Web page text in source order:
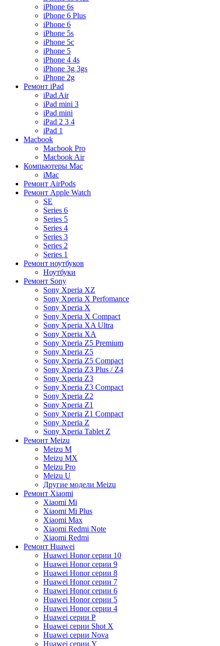
iPhone 6s
iPhone 6 Plus
iPhone 6
iPhone 5s
iPhone 5c
iPhone 5
iPhone 4 4s
iPhone 3g 3gs
iPhone 2g
Ремонт iPad
iPad Air
iPad mini 3
iPad mini
iPad 2 3 4
iPad 1
Macbook
Macbook Pro
Macbook Air
Компьютеры Mac
iMac
Ремонт AirPods
Ремонт Apple Watch
SE
Series 6
Series 5
Series 4
Series 3
Series 2
Series 1
Ремонт ноутбуков
Ноутбуки
Ремонт Sony
Sony Xperia XZ
Sony Xperia X Perfomance
Sony Xperia X
Sony Xperia X Compact
Sony Xperia XA Ultra
Sony Xperia XA
Sony Xperia Z5 Premium
Sony Xperia Z5
Sony Xperia Z5 Compact
Sony Xperia Z3 Plus / Z4
Sony Xperia Z3
Sony Xperia Z3 Compact
Sony Xperia Z2
Sony Xperia Z1
Sony Xperia Z1 Compact
Sony Xperia Z
Sony Xperia Tablet Z
Ремонт Meizu
Meizu M
Meizu MX
Meizu Pro
Meizu U
Другие модели Meizu
Ремонт Xiaomi
Xiaomi Mi
Xiaomi Mi Plus
Xiaomi Max
Xiaomi Redmi Note
Xiaomi Redmi
Ремонт Huawei
Huawei Honor серии 10
Huawei Honor серии 9
Huawei Honor серии 8
Huawei Honor серии 7
Huawei Honor серии 6
Huawei Honor серии 5
Huawei Honor серии 4
Huawei серии P
Huawei серии Shot X
Huawei серии Nova
Huawei серии Y